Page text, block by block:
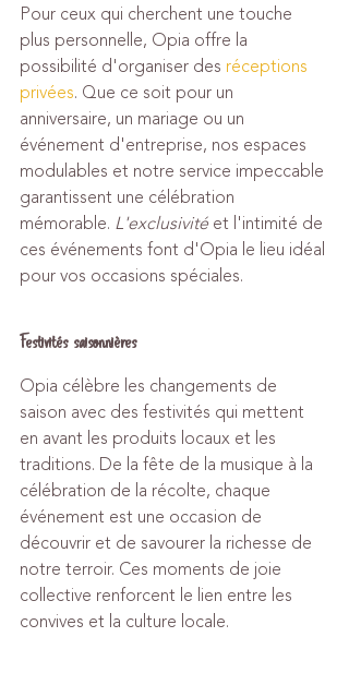
Pour ceux qui cherchent une touche
plus personnelle, Opia offre la
possibilité d'organiser des réceptions
privées. Que ce soit pour un
anniversaire, un mariage ou un
événement d'entreprise, nos espaces
modulables et notre service impeccable
garantissent une célébration
mémorable. L'exclusivité et l'intimité de
ces événements font d'Opia le lieu idéal
pour vos occasions spéciales.
Festivités saisonnières
Opia célèbre les changements de
saison avec des festivités qui mettent
en avant les produits locaux et les
traditions. De la fête de la musique à la
célébration de la récolte, chaque
événement est une occasion de
découvrir et de savourer la richesse de
notre terroir. Ces moments de joie
collective renforcent le lien entre les
convives et la culture locale.